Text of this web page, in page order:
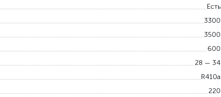
Есть
3300
3500
600
28 — 34
R410a
220